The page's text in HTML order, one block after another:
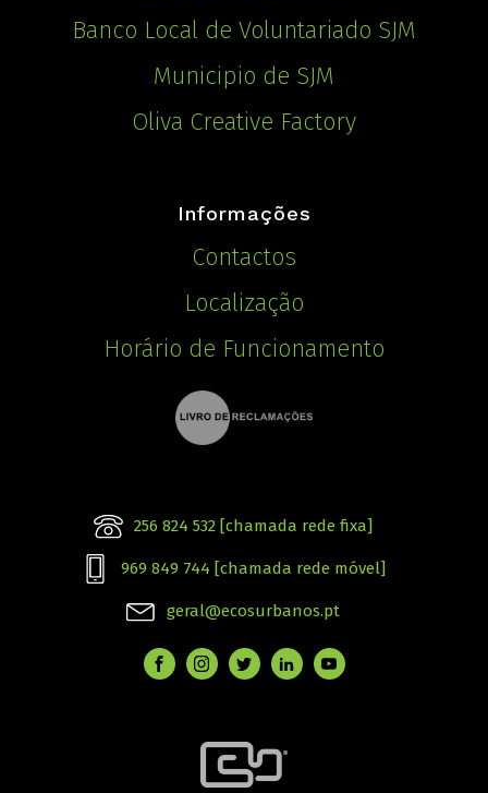
Banco Local de Voluntariado SJM
Municipio de SJM
Oliva Creative Factory
Informações
Contactos
Localização
Horário de Funcionamento
256 824 532 [chamada rede fixa]
969 849 744 [chamada rede móvel]
geral@ecosurbanos.pt